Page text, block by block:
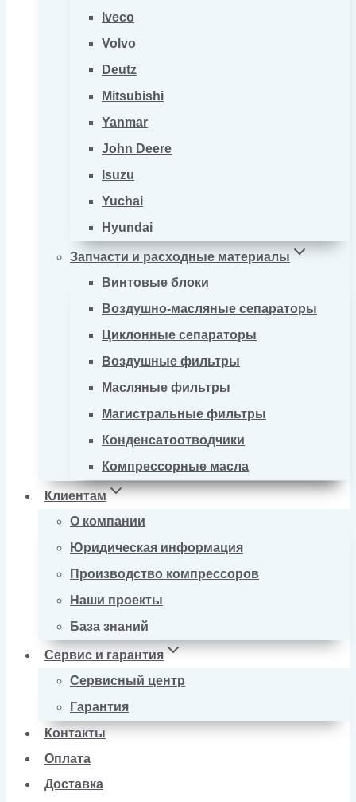
Iveco
Volvo
Deutz
Mitsubishi
Yanmar
John Deere
Isuzu
Yuchai
Hyundai
Запчасти и расходные материалы
Винтовые блоки
Воздушно-масляные сепараторы
Циклонные сепараторы
Воздушные фильтры
Масляные фильтры
Магистральные фильтры
Конденсатоотводчики
Компрессорные масла
Клиентам
О компании
Юридическая информация
Производство компрессоров
Наши проекты
База знаний
Сервис и гарантия
Сервисный центр
Гарантия
Контакты
Оплата
Доставка